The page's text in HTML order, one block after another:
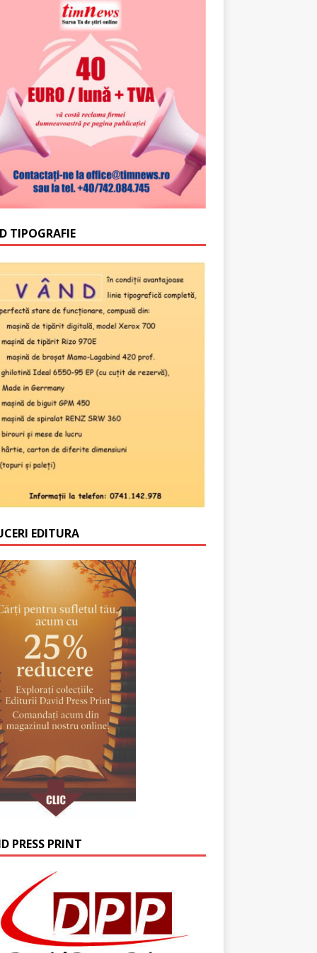
TIPOGRAFIE
EDITURA
PRESS PRINT